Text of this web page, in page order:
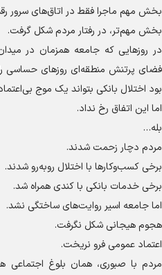
بخش مهم ماجرا فقط در اتاق‌های سرور
بخش مهم‌تر، در رفتار مردم شکل گرفت.
در روز‌هایی که جامعه همزمان در
فضای پرتنش منطقه‌ای روز‌های حساسی
بود اختلال بانکی بتواند یک موج
اما این اتفاق رخ نداد.
بله…
مردم دچار زحمت شدند.
برخی کسب‌وکار‌ها با اختلال روبه‌رو شدند.
برخی خدمات بانکی با کندی همراه شد.
اما جامعه اسیر روایت‌های ساختگی نشد.
هجوم هیجانی شکل نگرفت.
اعتماد عمومی فرو نریخت.
مردم با صبوری، همان بلوغ اجتماعی